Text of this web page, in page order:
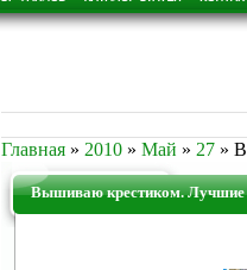
Главная » 2010 » Май » 27 »
Вышиваю крестиком.